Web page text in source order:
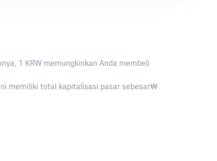
1 KRW memungkinkan Anda membeli
memiliki total kapitalisasi pasar sebesar₩